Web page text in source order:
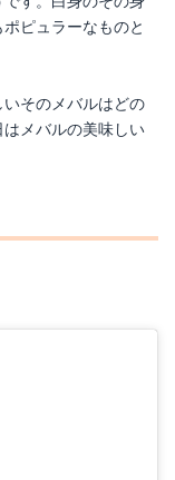
ピュラーなものと
そのメバルはどの
メバルの美味しい